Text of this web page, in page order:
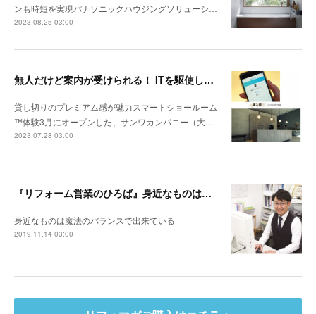
ンも時短を実現パナソニックハウジングソリューシ…
2023.08.25 03:00
無人だけど案内が受けられる！ ITを駆使したサンワカンパニーSR
貸し切りのプレミアム感が魅力スマートショールーム
™体験3月にオープンした、サンワカンパニー（大…
2023.07.28 03:00
『リフォーム営業のひろば』身近なものは魔法のバランスで出来ている
身近なものは魔法のバランスで出来ている
2019.11.14 03:00